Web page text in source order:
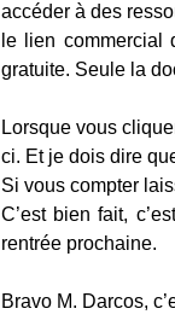
accéder à des
le lien commercial
gratuite. Seule la
Lorsque vous
ci. Et je dois dire
Si vous compter
C’est bien fait,
rentrée prochaine.
Bravo M. Darcos,